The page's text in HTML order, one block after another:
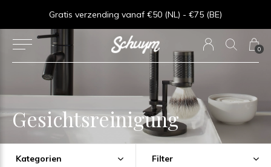
0
Goede service - ★★★★★ - Sinds 2013
Gesichtsreinigung
Kategorien Filter